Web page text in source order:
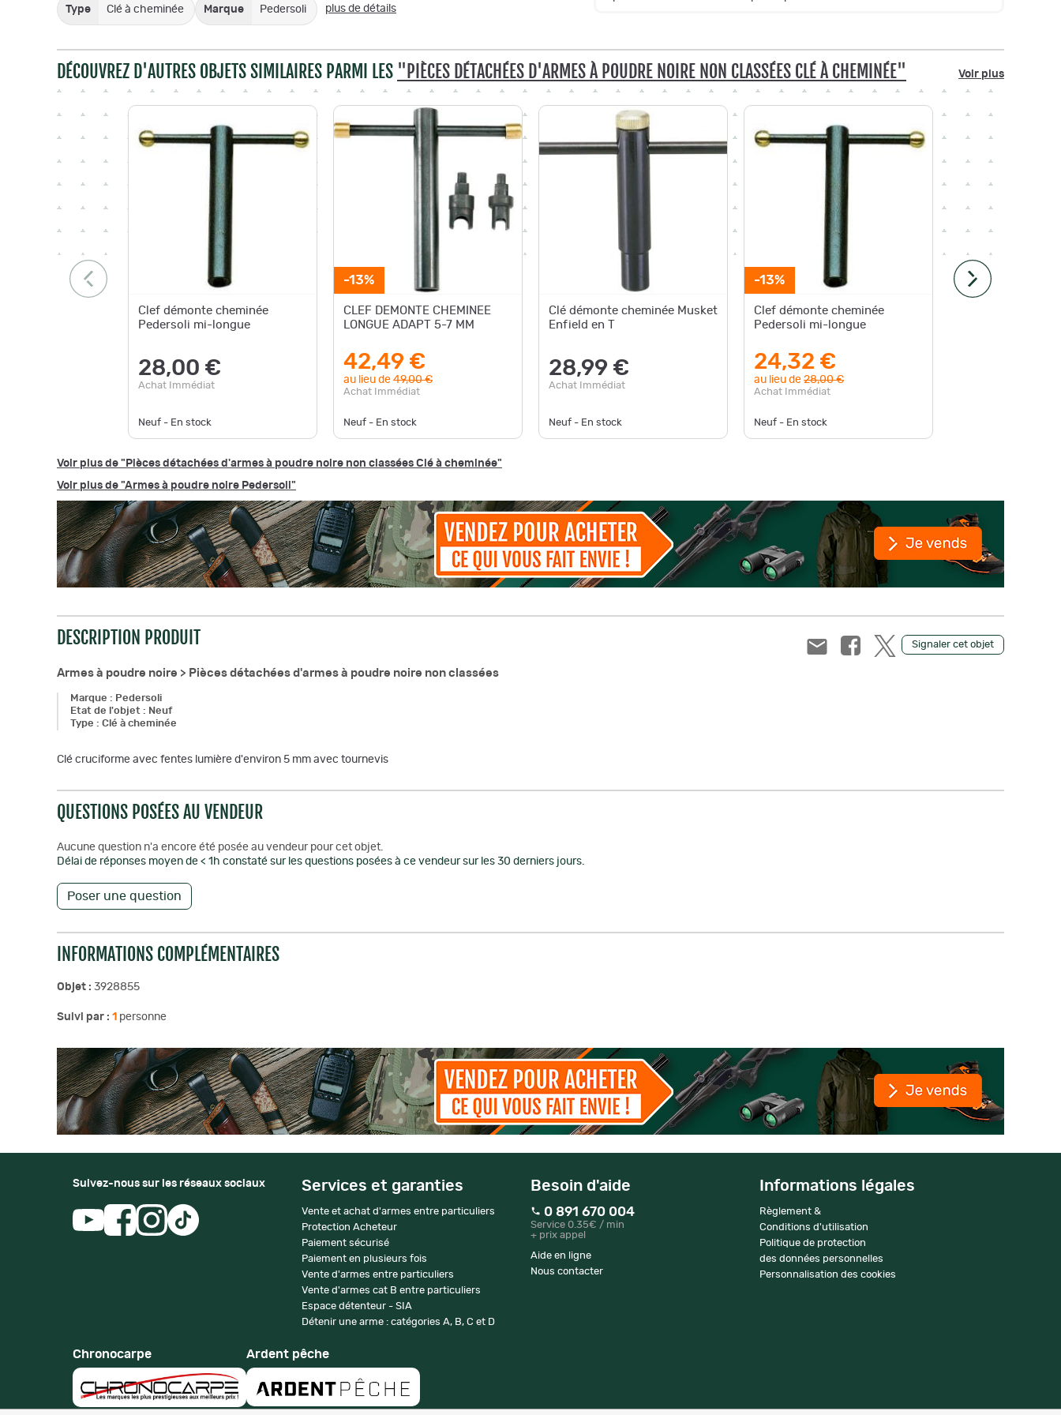
Type Clé à cheminée Marque Pedersoli plus de détails
DÉCOUVREZ D'AUTRES OBJETS SIMILAIRES PARMI LES "PIÈCES DÉTACHÉES D'ARMES À POUDRE NOIRE NON CLASSÉES CLÉ À CHEMINÉE" Voir plus
Clef démonte cheminée
Pedersoli mi-longue
28,00 €
Achat Immédiat
Neuf - En stock
-13%
CLEF DEMONTE CHEMINEE
LONGUE ADAPT 5-7 MM
42,49 €
au lieu de 49,00 €
Achat Immédiat
Neuf - En stock
Clé démonte cheminée Musket
Enfield en T
28,99 €
Achat Immédiat
Neuf - En stock
-13%
Clef démonte cheminée
Pedersoli mi-longue
24,32 €
au lieu de 28,00 €
Achat Immédiat
Neuf - En stock
Voir plus de "Pièces détachées d'armes à poudre noire non classées Clé à cheminée"
Voir plus de "Armes à poudre noire Pedersoli"
Signaler cet objet
DESCRIPTION PRODUIT
Armes à poudre noire > Pièces détachées d'armes à poudre noire non classées
Marque : Pedersoli
Etat de l'objet : Neuf
Type : Clé à cheminée
Clé cruciforme avec fentes lumière d'environ 5 mm avec tournevis
QUESTIONS POSÉES AU VENDEUR
Aucune question n'a encore été posée au vendeur pour cet objet.
Délai de réponses moyen de < 1h constaté sur les questions posées à ce vendeur sur les 30 derniers jours.
Poser une question
INFORMATIONS COMPLÉMENTAIRES
Objet : 3928855
Suivi par : 1 personne
Suivez-nous sur les réseaux sociaux Services et garanties
Vente et achat d'armes entre particuliers
Protection Acheteur
Paiement sécurisé
Paiement en plusieurs fois
Vente d'armes entre particuliers
Vente d'armes cat B entre particuliers
Espace détenteur - SIA
Détenir une arme : catégories A, B, C et D
Besoin d'aide
0 891 670 004
Service 0.35€ / min
+ prix appel
Aide en ligne
Nous contacter
Informations légales
Règlement &
Conditions d'utilisation
Politique de protection
des données personnelles
Personnalisation des cookies
Chronocarpe Ardent pêche